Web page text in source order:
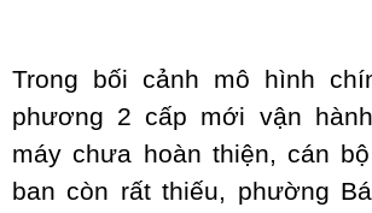
Trong bối cảnh mô hình
phương 2 cấp mới vận
máy chưa hoàn thiện, cán
ban còn rất thiếu, phường